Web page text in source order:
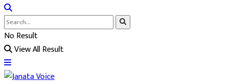
No Result
View All Result